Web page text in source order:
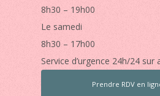
8h30 – 19h00
Le samedi
8h30 – 17h00
Service d’urgence 24h/24
Prendre RDV en